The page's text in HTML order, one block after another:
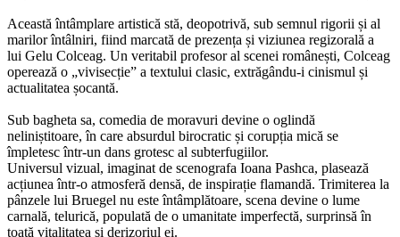
Această întâmplare artistică stă, deopotrivă, sub semnul rigorii și al
marilor întâlniri, fiind marcată de prezența și viziunea regizorală a
lui Gelu Colceag. Un veritabil profesor al scenei românești, Colceag
operează o „vivisecție” a textului clasic, extrăgându-i cinismul și
actualitatea șocantă.
Sub bagheta sa, comedia de moravuri devine o oglindă
neliniștitoare, în care absurdul birocratic și corupția mică se
împletesc într-un dans grotesc al subterfugiilor.
Universul vizual, imaginat de scenografa Ioana Pashca, plasează
acțiunea într-o atmosferă densă, de inspirație flamandă. Trimiterea la
pânzele lui Bruegel nu este întâmplătoare, scena devine o lume
carnală, telurică, populată de o umanitate imperfectă, surprinsă în
toată vitalitatea și derizoriul ei.